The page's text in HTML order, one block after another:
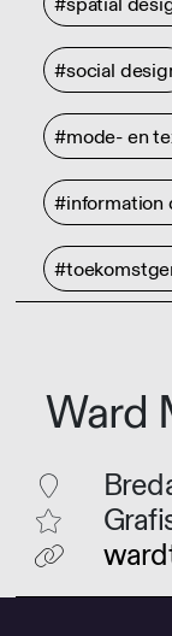
#social
#mode- en
#information
Ward